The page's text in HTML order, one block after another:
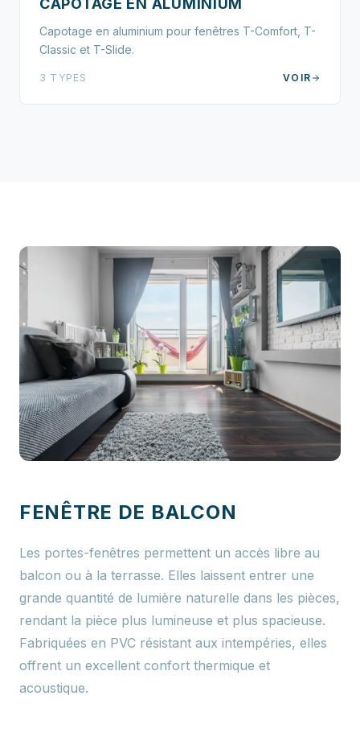
CAPOTAGE EN ALUMINIUM
Capotage en aluminium pour fenêtres T-Comfort, T-
Classic et T-Slide.
3 TYPES VOIR
FENÊTRE DE BALCON
Les portes-fenêtres permettent un accès libre au
balcon ou à la terrasse. Elles laissent entrer une
grande quantité de lumière naturelle dans les pièces,
rendant la pièce plus lumineuse et plus spacieuse.
Fabriquées en PVC résistant aux intempéries, elles
offrent un excellent confort thermique et
acoustique.